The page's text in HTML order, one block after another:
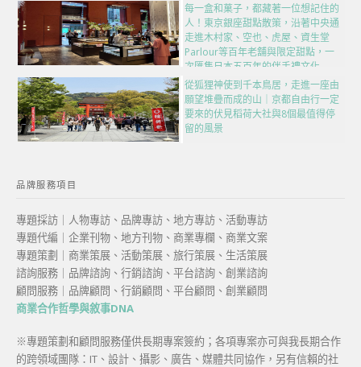
每一盒和菓子，都藏著一位想記住的
人！東京銀座甜點散策，沿著中央通
走進木村家、空也、虎屋、資生堂
Parlour等百年老舖與限定甜點，一
次匯集日本五百年的伴手禮文化
從狐狸神使到千本鳥居，走進一座由
願望堆疊而成的山｜京都自由行一定
要來的伏見稻荷大社與8個最值得停
留的風景
品牌服務項目
專題採訪｜人物專訪、品牌專訪、地方專訪、活動專訪
專題代編｜企業刊物、地方刊物、商業專欄、商業文案
專題策劃｜商業策展、活動策展、旅行策展、生活策展
諮詢服務｜品牌諮詢、行銷諮詢、平台諮詢、創業諮詢
顧問服務｜品牌顧問、行銷顧問、平台顧問、創業顧問
商業合作哲學與敘事DNA
※專題策劃和顧問服務僅供長期專案簽約；各項專案亦可與我長期合作
的跨領域團隊：IT、設計、攝影、廣告、媒體共同協作，另有信賴的社